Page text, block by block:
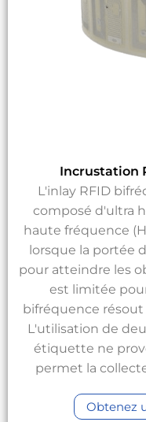
Incrustation
L'inlay RFID
composé d'ultra
haute fréquence
lorsque la portée
pour atteindre les
est limitée
bifréquence
L'utilisation de
étiquette ne
permet la
Obtenez